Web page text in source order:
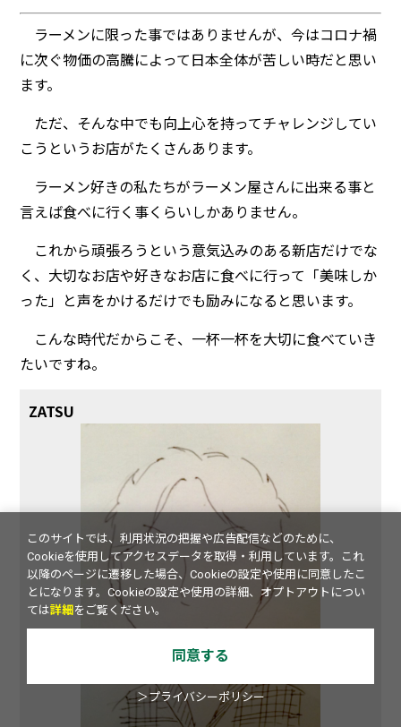
ラーメンに限った事ではありませんが、今はコロナ禍
に次ぐ物価の高騰によって日本全体が苦しい時だと思い
ます。
ただ、そんな中でも向上心を持ってチャレンジしてい
こうというお店がたくさんあります。
ラーメン好きの私たちがラーメン屋さんに出来る事と
言えば食べに行く事くらいしかありません。
これから頑張ろうという意気込みのある新店だけでな
く、大切なお店や好きなお店に食べに行って「美味しか
った」と声をかけるだけでも励みになると思います。
こんな時代だからこそ、一杯一杯を大切に食べていき
たいですね。
ZATSU
このサイトでは、利用状況の把握や広告配信などのために、
Cookieを使用してアクセスデータを取得・利用しています。これ
以降のページに遷移した場合、Cookieの設定や使用に同意したこ
とになります。Cookieの設定や使用の詳細、オプトアウトについ
ては詳細 をご覧ください。
同意する
＞プライバシーポリシー